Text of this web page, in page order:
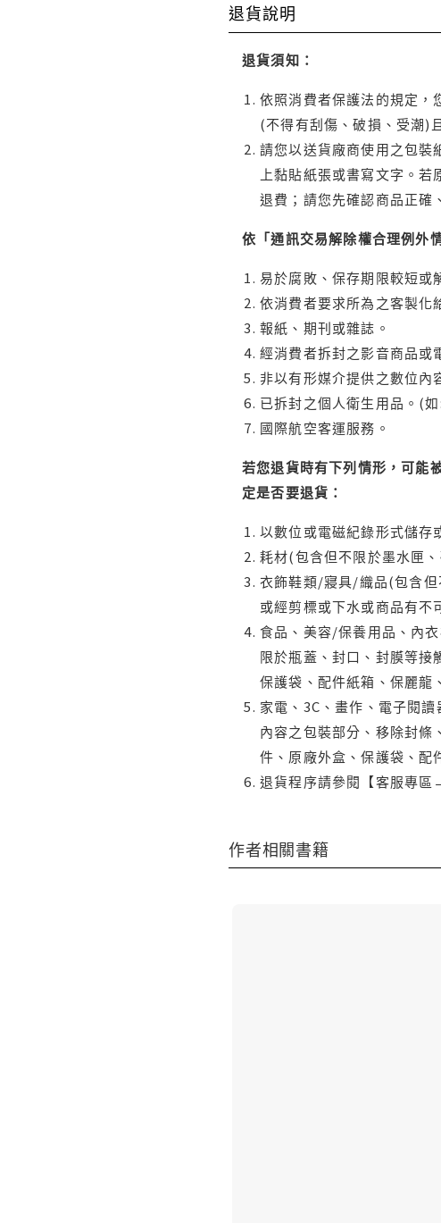
退貨說明
退貨須知：
依照消費者保護法的規定
(不得有刮傷、破損、受潮)
請您以送貨廠商使用之包裝
上黏貼紙張或書寫文字。
退費；請您先確認商品正確
依「通訊交易解除權合理例外
易於腐敗、保存期限較短或
依消費者要求所為之客製化
報紙、期刊或雜誌。
經消費者拆封之影音商品或
非以有形媒介提供之數位內
已拆封之個人衛生用品。(
國際航空客運服務。
若您退貨時有下列情形，可能
定是否要退貨：
以數位或電磁紀錄形式儲存
耗材(包含但不限於墨水匣
衣飾鞋類/寢具/織品(包含但
或經剪標或下水或商品有不
食品、美容/保養用品、內
限於瓶蓋、封口、封膜等
保護袋、配件紙箱、保麗龍
家電、3C、畫作、電子閱
內容之包裝部分、移除封
件、原廠外盒、保護袋、配
退貨程序請參閱【客服專
作者相關書籍